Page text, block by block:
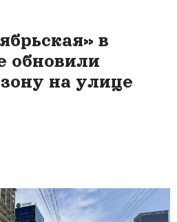
в
обновили
на улице